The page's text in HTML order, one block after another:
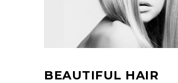
BEAUTIFUL HAIR